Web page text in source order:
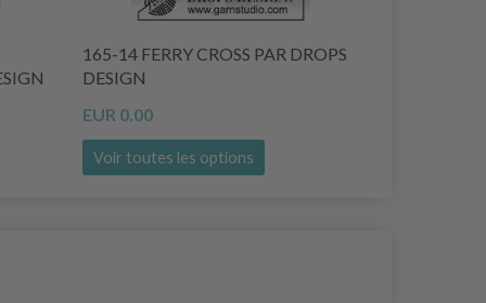
165-14 FERRY CROSS PAR DROPS
DESIGN
EUR 0.00
Voir toutes les options